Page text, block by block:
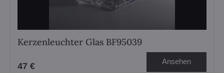
Kerzenleuchter Glas BF95039
47 € Ansehen